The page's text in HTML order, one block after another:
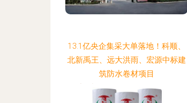
13.1亿央企集采大单落地！科顺、
北新禹王、远大洪雨、宏源中标建
筑防水卷材项目
更新时间：2026-08-06 10:01:22